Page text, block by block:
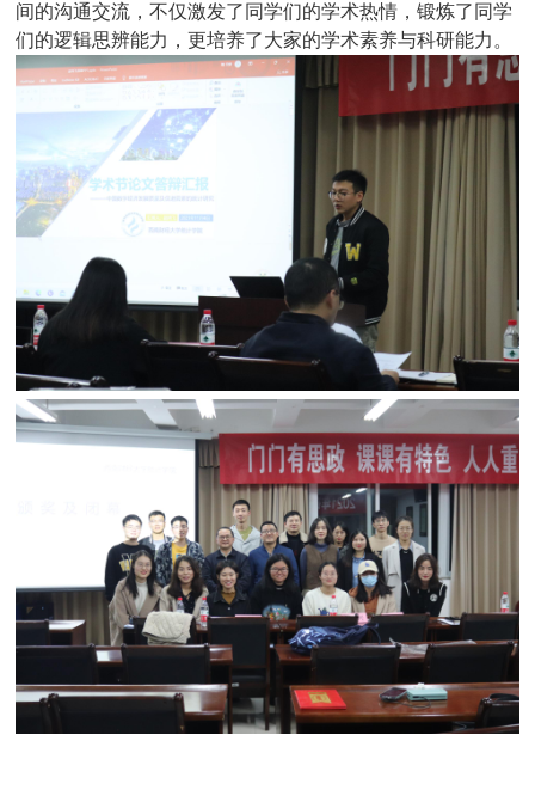
间的沟通交流，不仅激发了同学们的学术热情，锻炼了同学
们的逻辑思辨能力，更培养了大家的学术素养与科研能力。